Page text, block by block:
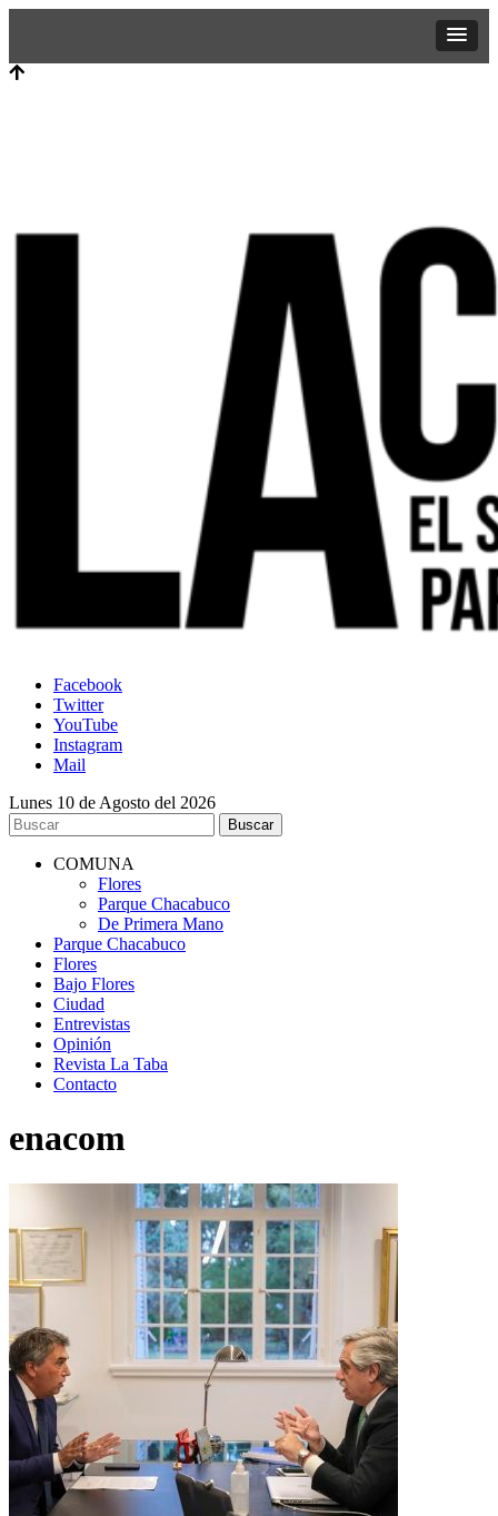
Facebook
Twitter
YouTube
Instagram
Mail
Lunes 10 de Agosto del 2026
COMUNA
Flores
Parque Chacabuco
De Primera Mano
Parque Chacabuco
Flores
Bajo Flores
Ciudad
Entrevistas
Opinión
Revista La Taba
Contacto
enacom